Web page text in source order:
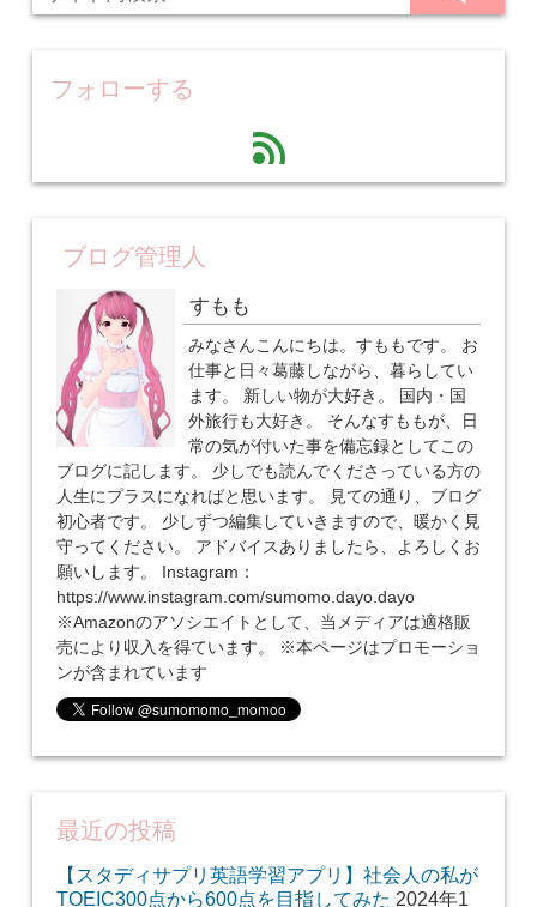
フォローする
feed
ブログ管理人
すもも
みなさんこんにちは。すももです。 お
仕事と日々葛藤しながら、暮らしてい
ます。 新しい物が大好き。 国内・国
外旅行も大好き。 そんなすももが、日
常の気が付いた事を備忘録としてこの
ブログに記します。 少しでも読んでくださっている方の
人生にプラスになればと思います。 見ての通り、ブログ
初心者です。 少しずつ編集していきますので、暖かく見
守ってください。 アドバイスありましたら、よろしくお
願いします。 Instagram：
https://www.instagram.com/sumomo.dayo.dayo
※Amazonのアソシエイトとして、当メディアは適格販
売により収入を得ています。 ※本ページはプロモーショ
ンが含まれています
最近の投稿
【スタディサプリ英語学習アプリ】社会人の私が
TOEIC300点から600点を目指してみた 2024年1